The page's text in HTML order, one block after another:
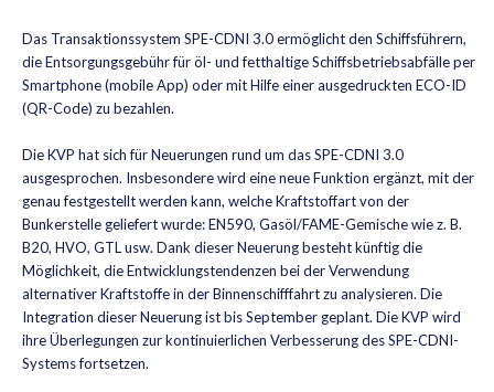
Das Transaktionssystem SPE-CDNI 3.0 ermöglicht den Schiffsführern,
die Entsorgungsgebühr für öl- und fetthaltige Schiffsbetriebsabfälle per
Smartphone (mobile App) oder mit Hilfe einer ausgedruckten ECO-ID
(QR-Code) zu bezahlen.
Die KVP hat sich für Neuerungen rund um das SPE-CDNI 3.0
ausgesprochen. Insbesondere wird eine neue Funktion ergänzt, mit der
genau festgestellt werden kann, welche Kraftstoffart von der
Bunkerstelle geliefert wurde: EN590, Gasöl/FAME-Gemische wie z. B.
B20, HVO, GTL usw. Dank dieser Neuerung besteht künftig die
Möglichkeit, die Entwicklungstendenzen bei der Verwendung
alternativer Kraftstoffe in der Binnenschifffahrt zu analysieren. Die
Integration dieser Neuerung ist bis September geplant. Die KVP wird
ihre Überlegungen zur kontinuierlichen Verbesserung des SPE-CDNI-
Systems fortsetzen.